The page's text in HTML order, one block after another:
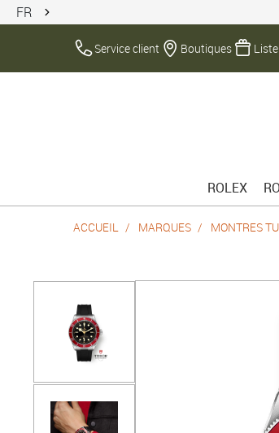
FR
Service client Boutiques
ROLEX
ACCUEIL MARQUES MONTRES